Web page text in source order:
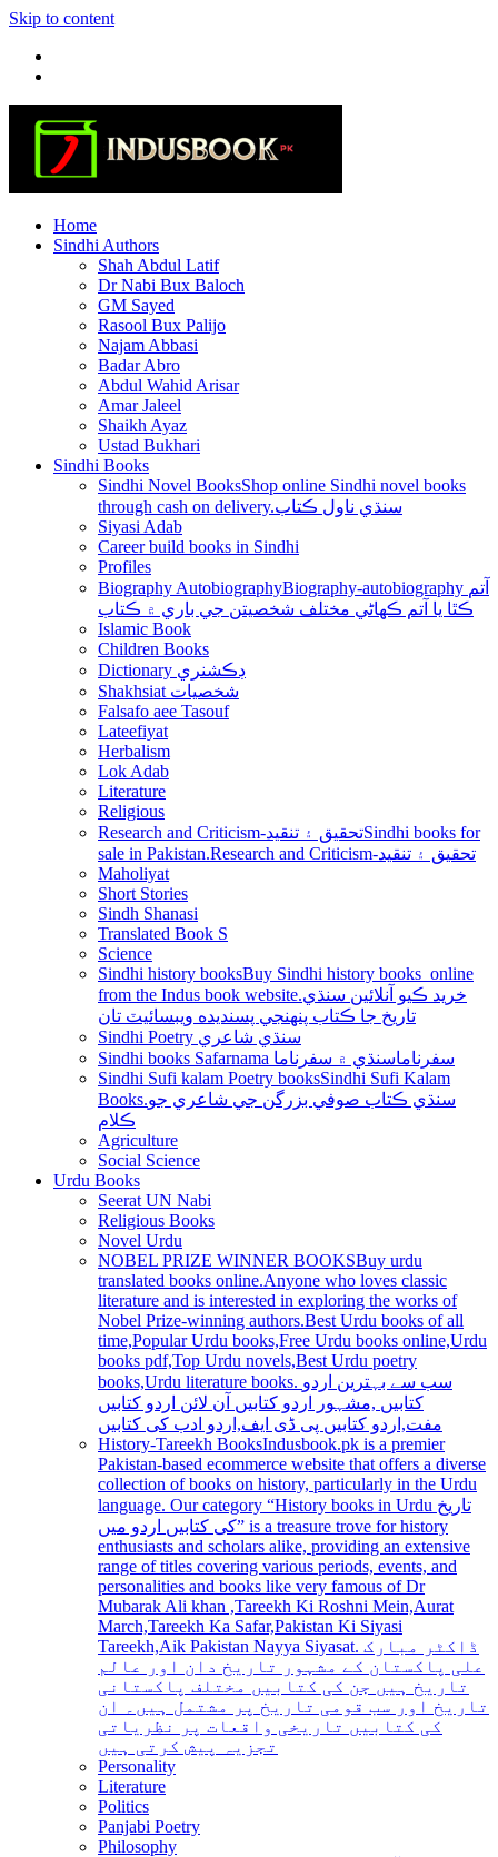
Skip to content
Home
Sindhi Authors
Shah Abdul Latif
Dr Nabi Bux Baloch
GM Sayed
Rasool Bux Palijo
Najam Abbasi
Badar Abro
Abdul Wahid Arisar
Amar Jaleel
Shaikh Ayaz
Ustad Bukhari
Sindhi Books
Sindhi Novel BooksShop online Sindhi novel books
through cash on delivery.سنڌي ناول ڪتاب
Siyasi Adab
Career build books in Sindhi
Profiles
Biography AutobiographyBiography-autobiography آتم
ڪٿا يا آتم ڪھاڻي مختلف شخصيتن جي باري ۾ ڪتاب
Islamic Book
Children Books
Dictionary ڊڪشنري
Shakhsiat شخصيات
Falsafo aee Tasouf
Lateefiyat
Herbalism
Lok Adab
Literature
Religious
Research and Criticism-تحقيق ۽ تنقيدSindhi books for
sale in Pakistan.Research and Criticism-تحقيق ۽ تنقيد
Maholiyat
Short Stories
Sindh Shanasi
Translated Book S
Science
Sindhi history booksBuy Sindhi history books online
from the Indus book website.خريد ڪيو آنلائين سنڌي
تاريخ جا ڪتاب پنھنجي پسنديده ويبسائيٽ تان
Sindhi Poetry سنڌي شاعري
Sindhi books Safarnama سفرناماسنڌي ۾ سفرناما
Sindhi Sufi kalam Poetry booksSindhi Sufi Kalam
Books.سنڌي ڪتاب صوفي بزرگن جي شاعري جو
ڪلام
Agriculture
Social Science
Urdu Books
Seerat UN Nabi
Religious Books
Novel Urdu
NOBEL PRIZE WINNER BOOKSBuy urdu
translated books online.Anyone who loves classic
literature and is interested in exploring the works of
Nobel Prize-winning authors.Best Urdu books of all
time,Popular Urdu books,Free Urdu books online,Urdu
books pdf,Top Urdu novels,Best Urdu poetry
books,Urdu literature books. سب سے بہترین اردو
کتابیں ,مشہور اردو کتابیں آن لائن اردو کتابیں
مفت,اردو کتابیں پی ڈی ایف,اردو ادب کی کتابیں
History-Tareekh BooksIndusbook.pk is a premier
Pakistan-based ecommerce website that offers a diverse
collection of books on history, particularly in the Urdu
language. Our category “History books in Urdu تاریخ
کی کتابیں اردو میں” is a treasure trove for history
enthusiasts and scholars alike, providing an extensive
range of titles covering various periods, events, and
personalities and books like very famous of Dr
Mubarak Ali khan ,Tareekh Ki Roshni Mein,Aurat
March,Tareekh Ka Safar,Pakistan Ki Siyasi
Tareekh,Aik Pakistan Nayya Siyasat. ڈاکٹر مبارک
علی پاکستان کے مشہور تاریخ دان اور عالم
تاریخ ہیں جن کی کتابیں مختلف پاکستانی
تاریخ اور سب قومی تاریخ پر مشتمل ہیں۔ ان
کی کتابیں تاریخی واقعات پر نظریاتی
تجزیہ پیش کرتی ہیں
Personality
Literature
Politics
Panjabi Poetry
Philosophy